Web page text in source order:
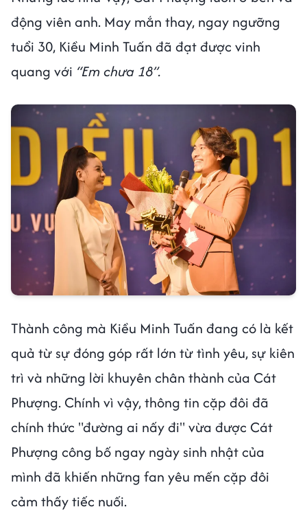
động viên anh. May mắn thay, ngay ngưỡng
tuổi 30, Kiều Minh Tuấn đã đạt được vinh
quang với “Em chưa 18”.
Thành công mà Kiều Minh Tuấn đang có là kết
quả từ sự đóng góp rất lớn từ tình yêu, sự kiên
trì và những lời khuyên chân thành của Cát
Phượng. Chính vì vậy, thông tin cặp đôi đã
chính thức "đường ai nấy đi" vừa được Cát
Phượng công bố ngay ngày sinh nhật của
mình đã khiến những fan yêu mến cặp đôi
cảm thấy tiếc nuối.